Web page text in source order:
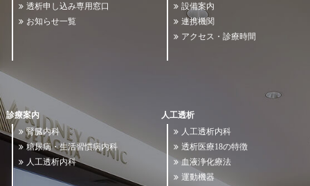
透析申し込み専用窓口
お知らせ一覧
設備案内
連携機関
アクセス・診療時間
診療案内
腎臓内科
糖尿病・生活習慣病内科
人工透析内科
人工透析
人工透析内科
透析医療18の特徴
血液浄化療法
運動機器